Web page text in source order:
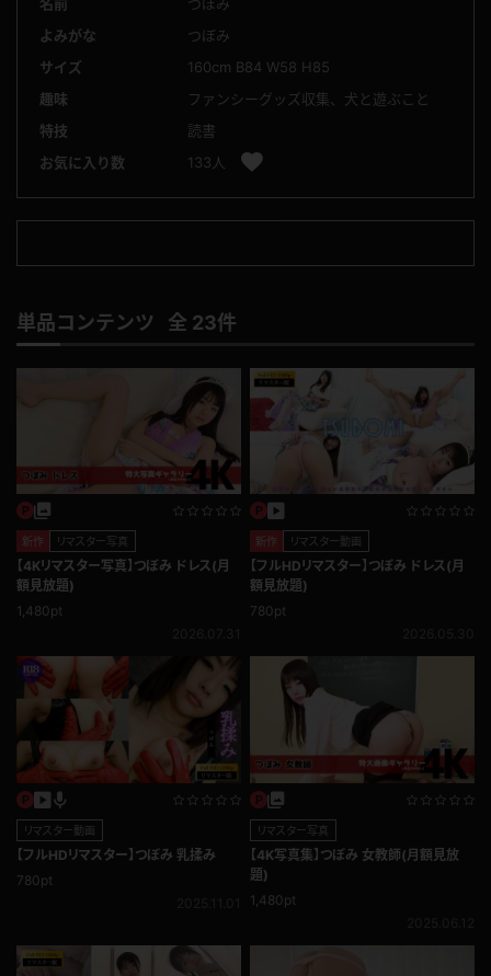
よみがな
つぼみ
サイズ
160cm B84 W58 H85
趣味
ファンシーグッズ収集、犬と遊ぶこと
特技
読書
お気に入り数
133人
単品コンテンツ 全 23件
新作 リマスター写真
【4Kリマスター写真】つぼみ ドレス(月
額見放題)
1,480pt
新作 リマスター動画
【フルHDリマスター】つぼみ ドレス(月
額見放題)
780pt
リマスター動画
【フルHDリマスター】つぼみ 乳揉み
780pt
リマスター写真
【4K写真集】つぼみ 女教師(月額見放
題)
1,480pt